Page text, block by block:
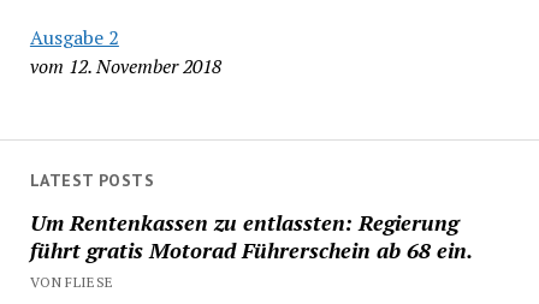
Ausgabe 2
vom 12. November 2018
LATEST POSTS
Um Rentenkassen zu entlassten: Regierung
führt gratis Motorad Führerschein ab 68 ein.
VON FLIESE